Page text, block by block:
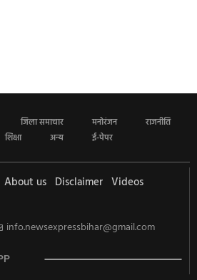
जिला समाचार मनोरंजन
राजनीति
शिक्षा अन्य ई-पेपर
About us Disclaimer Videos
info.newsexpressbihar@gmail.com